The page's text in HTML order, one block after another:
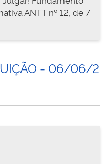
ANTT nº 12, de 7
- 06/06/